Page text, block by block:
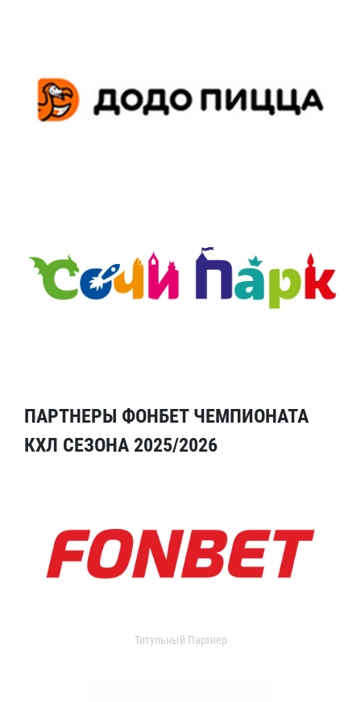
ПАРТНЕРЫ ФОНБЕТ ЧЕМПИОНАТА
КХЛ СЕЗОНА 2025/2026
Титульный Партнер